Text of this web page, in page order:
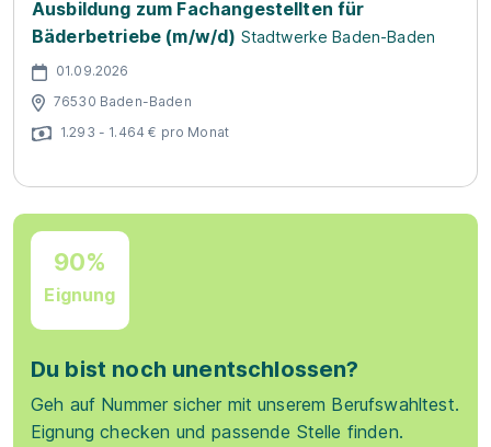
Ausbildung zum Fachangestellten für
Bäderbetriebe (m/w/d) Stadtwerke Baden-Baden
01.09.2026
76530 Baden-Baden
1.293 - 1.464 € pro Monat
90%
Eignung
Du bist noch unentschlossen?
Geh auf Nummer sicher mit unserem Berufswahltest.
Eignung checken und passende Stelle finden.